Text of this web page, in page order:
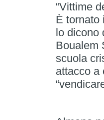
“Vittime
È tornato
lo dicono
Boualem
scuola
attacco a